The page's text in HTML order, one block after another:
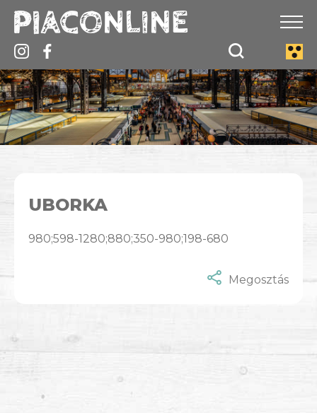
UBORKA
980;598-1280;880;350-980;198-680
Megosztás